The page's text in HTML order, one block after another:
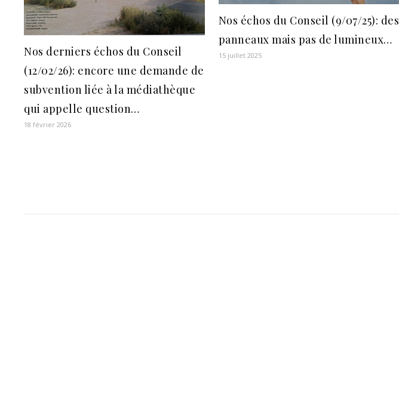
Nos derniers échos du Conseil
(12/02/26): encore une demande de
subvention liée à la médiathèque
qui appelle question…
18 février 2026
Nos échos du Conseil (9/07/25): des
panneaux mais pas de lumineux…
15 juillet 2025